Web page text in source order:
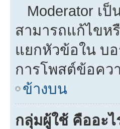
Moderator เ
สามารถแก้ไขห
แยกหัวข้อใน บ
การโพสต์ข้อคว
ข้างบน
กลุ่มผู้ใช้ คืออะไ